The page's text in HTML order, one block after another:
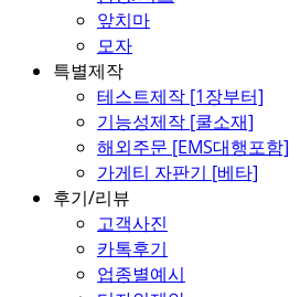
앞치마
모자
특별제작
테스트제작 [1장부터]
기능성제작 [쿨소재]
해외주문 [EMS대행포함]
가게티 자판기 [베타]
후기/리뷰
고객사진
카톡후기
업종별예시